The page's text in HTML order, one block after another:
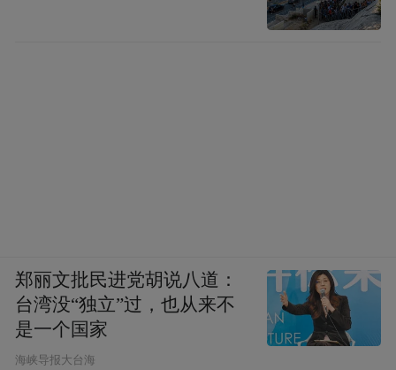
郑丽文批民进党胡说八道：
台湾没“独立”过，也从来不
是一个国家
​海峡导报大台海